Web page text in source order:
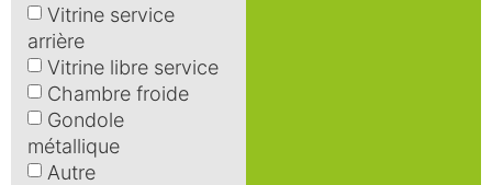
Vitrine service
arrière
Vitrine libre service
Chambre froide
Gondole
métallique
Autre